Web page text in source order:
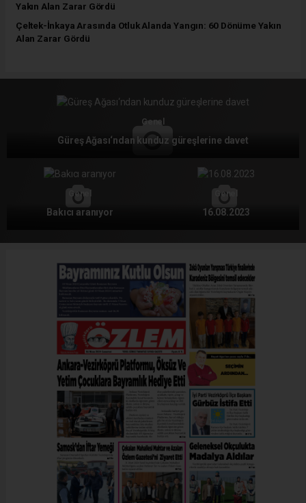
Çeltek-İnkaya Arasında Otluk Alanda Yangın: 60 Dönüme Yakın
Alan Zarar Gördü
Genel
Güreş Ağası‘ndan kunduz güreşlerine davet
Genel
Bakıcı aranıyor
Genel
16.08.2023